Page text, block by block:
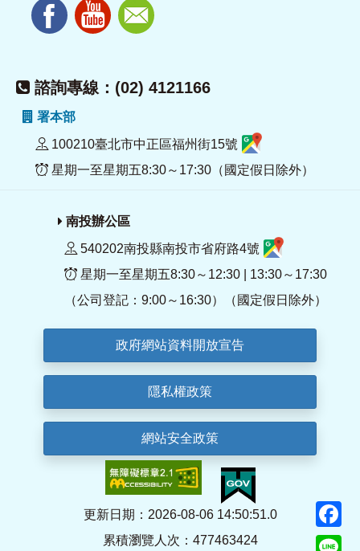
諮詢專線：(02) 4121166
署本部
100210臺北市中正區福州街15號
星期一至星期五8:30～17:30（國定假日除外）
南投辦公區
540202南投縣南投市省府路4號
星期一至星期五8:30～12:30 | 13:30～17:30
（公司登記：9:00～16:30）（國定假日除外）
政府網站資料開放宣告
隱私權政策
網站安全政策
更新日期：2026-08-06 14:50:51.0
累積瀏覽人次：477463424